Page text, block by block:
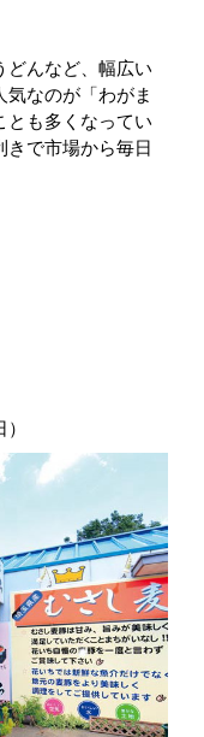
んなど、幅広い
気なのが「わがま
とも多くなってい
きで市場から毎日